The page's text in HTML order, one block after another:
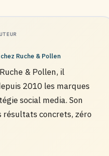
Ruche & Pollen
& Pollen, il
2010 les marques
social media. Son
résultats concrets, zéro